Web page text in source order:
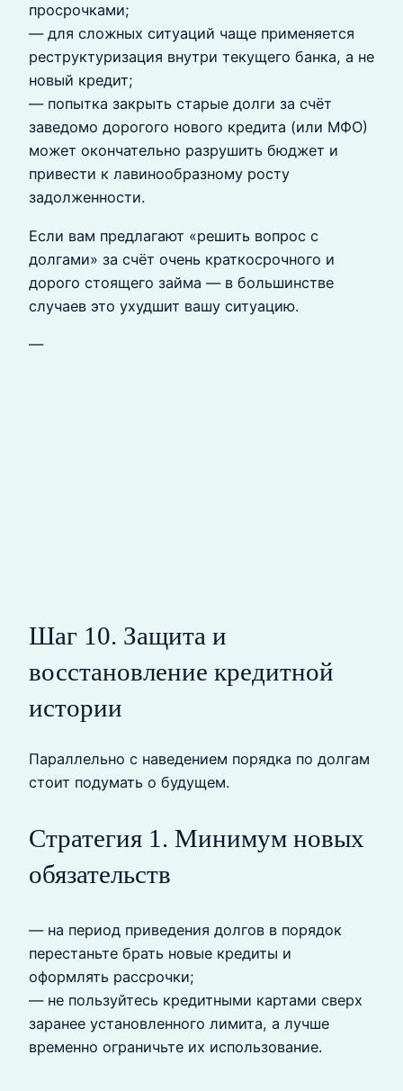
просрочками;
— для сложных ситуаций чаще применяется
реструктуризация внутри текущего банка, а не
новый кредит;
— попытка закрыть старые долги за счёт
заведомо дорогого нового кредита (или МФО)
может окончательно разрушить бюджет и
привести к лавинообразному росту
задолженности.
Если вам предлагают «решить вопрос с
долгами» за счёт очень краткосрочного и
дорого стоящего займа — в большинстве
случаев это ухудшит вашу ситуацию.
—
Шаг 10. Защита и
восстановление кредитной
истории
Параллельно с наведением порядка по долгам
стоит подумать о будущем.
Стратегия 1. Минимум новых
обязательств
— на период приведения долгов в порядок
перестаньте брать новые кредиты и
оформлять рассрочки;
— не пользуйтесь кредитными картами сверх
заранее установленного лимита, а лучше
временно ограничьте их использование.